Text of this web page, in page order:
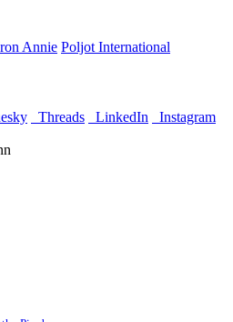
Annie Poljot International
Threads LinkedIn
Instagram